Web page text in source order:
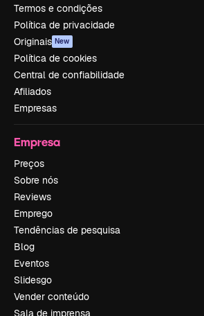
Termos e condições
Política de privacidade
Originais New
Política de cookies
Central de confiabilidade
Afiliados
Empresas
Empresa
Preços
Sobre nós
Reviews
Emprego
Tendências de pesquisa
Blog
Eventos
Slidesgo
Vender conteúdo
Sala de imprensa